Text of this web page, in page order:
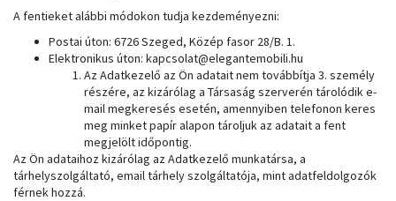
A fentieket alábbi módokon tudja kezdeményezni:
Postai úton: 6726 Szeged, Közép fasor 28/B. 1.
Elektronikus úton: kapcsolat@elegantemobili.hu
Az Adatkezelő az Ön adatait nem továbbítja 3. személy
részére, az kizárólag a Társaság szerverén tárolódik e-
mail megkeresés esetén, amennyiben telefonon keres
meg minket papír alapon tároljuk az adatait a fent
megjelölt időpontig.
Az Ön adataihoz kizárólag az Adatkezelő munkatársa, a
tárhelyszolgáltató, email tárhely szolgáltatója, mint adatfeldolgozók
férnek hozzá.